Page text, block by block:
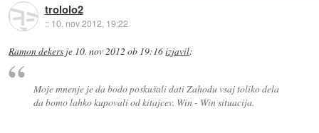
trololo2
:: 10. nov 2012, 19:22
Ramon dekers je 10. nov 2012 ob 19:16izjavil:
Moje mnenje je da bodo poskušali dati Zahodu vsaj toliko dela
da bomo lahko kupovali od kitajcev. Win - Win situacija.